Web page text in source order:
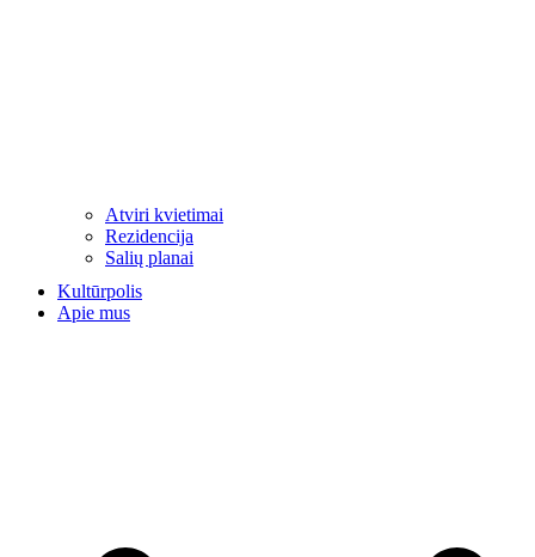
Atviri kvietimai
Rezidencija
Salių planai
Kultūrpolis
Apie mus